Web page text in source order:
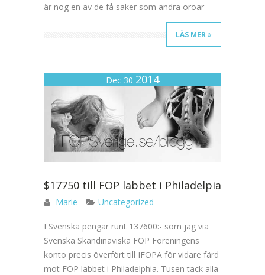
är nog en av de få saker som andra oroar
LÄS MER
Dec 30 2014
$17750 till FOP labbet i Philadelpia
Marie Uncategorized
I Svenska pengar runt 137600:- som jag via
Svenska Skandinaviska FOP Föreningens
konto precis överfört till IFOPA för vidare färd
mot FOP labbet i Philadelphia. Tusen tack alla